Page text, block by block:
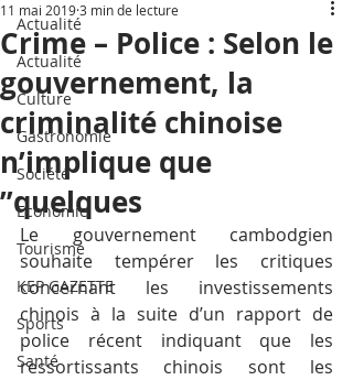
Actualité
Actualité
Culture
Gastronomie
Société
Economie
Tourisme
KEP GAZETTE
Sports
Santé
Crime – Police : Selon le
gouvernement, la
criminalité chinoise
n’implique que
”quelques
11 mai 20193 min de lecture
Le gouvernement cambodgien
souhaite tempérer les critiques
concernant les investissements
chinois à la suite d’un rapport de
police récent indiquant que les
ressortissants chinois sont les